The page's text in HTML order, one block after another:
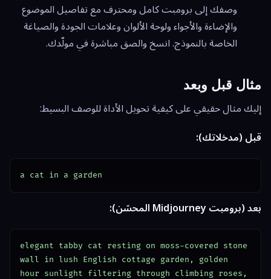
وصفك إلى برومبت كامل ومحترف مع تفاصيل الموضوع
والإضاءة والأجواء ولوحة الألوان وعلامات الجودة والصياغة
الخاصة بالنموذج. انسخ والصق مباشرة في مولّدك.
مثال قبل وبعد
إليك مثال حقيقي على كيفية تحويل الأداة للوصف البسيط:
قبل (مدخلاتك):
a cat in a garden
بعد (برومبت Midjourney المحسّن):
elegant tabby cat resting on moss-covered stone
wall in lush English cottage garden, golden
hour sunlight filtering through climbing roses,